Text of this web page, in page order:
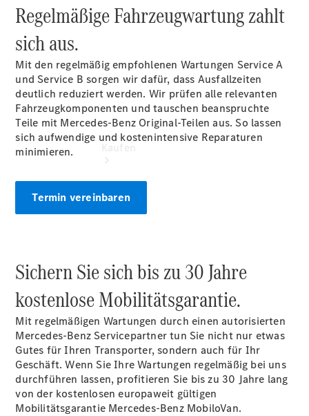
Gebrauchtwagensuche
Sterne
Digitale
Extras
Regelmäßige Fahrzeugwartung zahlt
sich aus.
Mit den regelmäßig empfohlenen Wartungen Service A
und Service B sorgen wir dafür, dass Ausfallzeiten
deutlich reduziert werden. Wir prüfen alle relevanten
Fahrzeugkomponenten und tauschen beanspruchte
Teile mit Mercedes-Benz Original-Teilen aus. So lassen
sich aufwendige und kostenintensive Reparaturen
minimieren.
Termin vereinbaren
Sichern Sie sich bis zu 30 Jahre
kostenlose Mobilitätsgarantie.
Mit regelmäßigen Wartungen durch einen autorisierten
Mercedes-Benz Servicepartner tun Sie nicht nur etwas
Gutes für Ihren Transporter, sondern auch für Ihr
Geschäft. Wenn Sie Ihre Wartungen regelmäßig bei uns
durchführen lassen, profitieren Sie bis zu 30 Jahre lang
von der kostenlosen europaweit gültigen
Mobilitätsgarantie Mercedes-Benz MobiloVan.